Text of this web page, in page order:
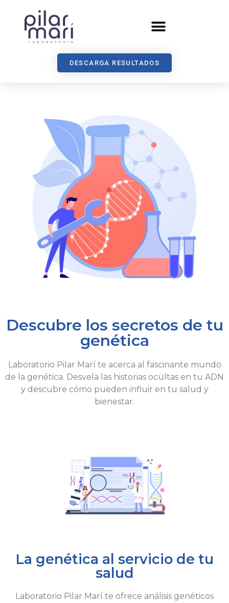
DESCARGA RESULTADOS
Descubre los secretos de tu
genética
Laboratorio Pilar Marí te acerca al fascinante mundo
de la genética. Desvela las historias ocultas en tu ADN
y descubre cómo pueden influir en tu salud y
bienestar.
La genética al servicio de tu
salud
Laboratorio Pilar Marí te ofrece análisis genéticos